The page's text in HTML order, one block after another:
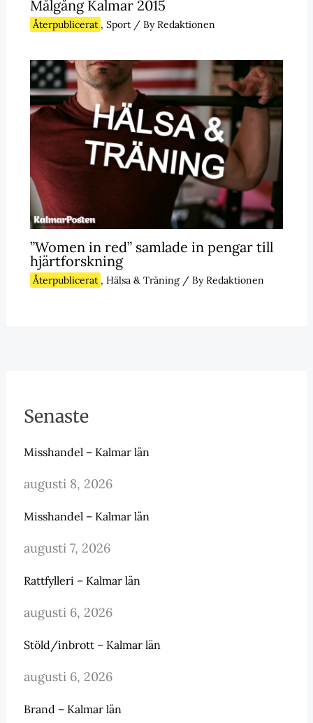
Målgång Kalmar 2015
Återpublicerat , Sport/ ByRedaktionen
”Women in red” samlade in pengar till
hjärtforskning
Återpublicerat , Hälsa & Träning/ ByRedaktionen
Senaste
Misshandel – Kalmar län
augusti 8, 2026
Misshandel – Kalmar län
augusti 7, 2026
Rattfylleri – Kalmar län
augusti 6, 2026
Stöld/inbrott – Kalmar län
augusti 6, 2026
Brand – Kalmar län